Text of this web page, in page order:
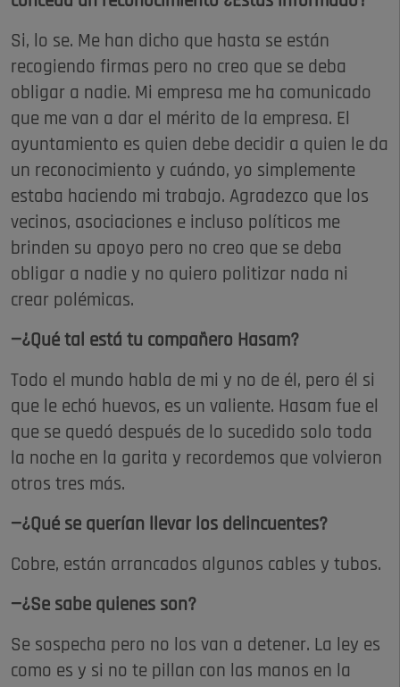
Si, lo se. Me han dicho que hasta se están
recogiendo firmas pero no creo que se deba
obligar a nadie. Mi empresa me ha comunicado
que me van a dar el mérito de la empresa. El
ayuntamiento es quien debe decidir a quien le da
un reconocimiento y cuándo, yo simplemente
estaba haciendo mi trabajo. Agradezco que los
vecinos, asociaciones e incluso políticos me
brinden su apoyo pero no creo que se deba
obligar a nadie y no quiero politizar nada ni
crear polémicas.
—¿Qué tal está tu compañero Hasam?
Todo el mundo habla de mi y no de él, pero él si
que le echó huevos, es un valiente. Hasam fue el
que se quedó después de lo sucedido solo toda
la noche en la garita y recordemos que volvieron
otros tres más.
—¿Qué se querían llevar los delincuentes?
Cobre, están arrancados algunos cables y tubos.
—¿Se sabe quienes son?
Se sospecha pero no los van a detener. La ley es
como es y si no te pillan con las manos en la